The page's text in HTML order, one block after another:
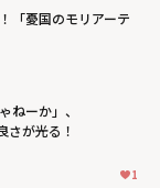
「憂国のモリアーテ
ねーか」、
さが光る！
1